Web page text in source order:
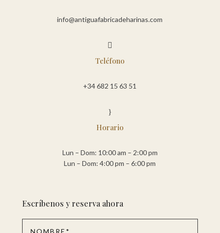
info@antiguafabricadeharinas.com

Teléfono
+34 682 15 63 51
}
Horario
Lun – Dom: 10:00 am – 2:00 pm
Lun – Dom: 4:00 pm – 6:00 pm
Escríbenos y reserva ahora